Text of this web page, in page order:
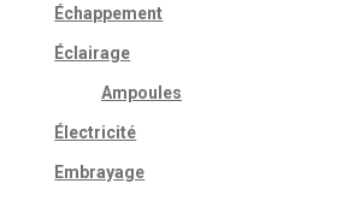
Échappement
Éclairage
Ampoules
Électricité
Embrayage